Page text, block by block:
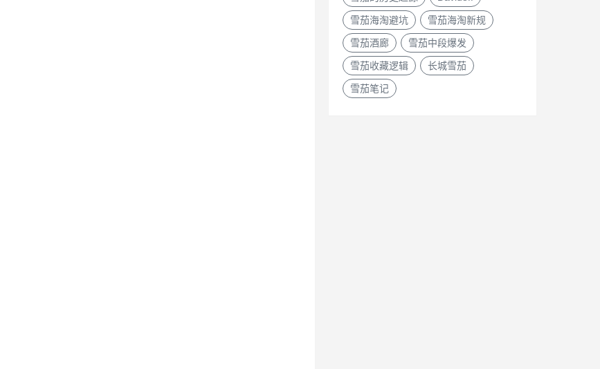
雪茄海淘避坑 雪茄海淘新规
雪茄酒廊 雪茄中段爆发
雪茄收藏逻辑 长城雪茄
雪茄笔记